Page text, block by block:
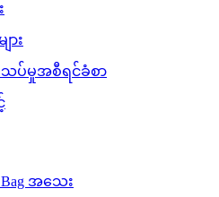
ား
ပ်မှုအစီရင်ခံစာ
Bag အသေး